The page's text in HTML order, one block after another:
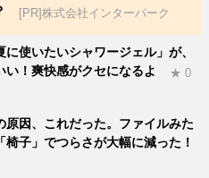
[PR]株式会社インターパーク
に使いたいシャワージェル」が、
い！爽快感がクセになるよ
★ 0
原因、これだった。ファイルみた
椅子」でつらさが大幅に減った！